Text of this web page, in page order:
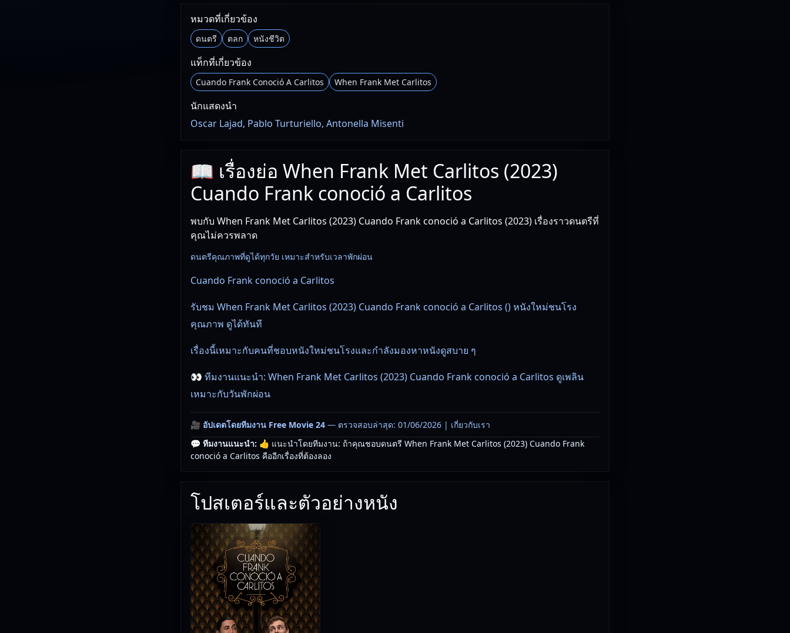
หมวดที่เกี่ยวข้อง
ดนตรี ตลก หนังชีวิต
แท็กที่เกี่ยวข้อง
Cuando Frank Conoció A Carlitos When Frank Met Carlitos
นักแสดงนำ
Oscar Lajad, Pablo Turturiello, Antonella Misenti
📖 เรื่องย่อ When Frank Met Carlitos (2023)
Cuando Frank conoció a Carlitos
พบกับ When Frank Met Carlitos (2023) Cuando Frank conoció a Carlitos (2023) เรื่องราวดนตรีที่
คุณไม่ควรพลาด
ดนตรีคุณภาพที่ดูได้ทุกวัย เหมาะสำหรับเวลาพักผ่อน
Cuando Frank conoció a Carlitos
รับชม When Frank Met Carlitos (2023) Cuando Frank conoció a Carlitos () หนังใหม่ชนโรง
คุณภาพ ดูได้ทันที
เรื่องนี้เหมาะกับคนที่ชอบหนังใหม่ชนโรงและกำลังมองหาหนังดูสบาย ๆ
👀 ทีมงานแนะนำ: When Frank Met Carlitos (2023) Cuando Frank conoció a Carlitos ดูเพลิน
เหมาะกับวันพักผ่อน
🎥 อัปเดตโดยทีมงาน Free Movie 24— ตรวจสอบล่าสุด: 01/06/2026 | เกี่ยวกับเรา
💬 ทีมงานแนะนำ: 👍 แนะนำโดยทีมงาน: ถ้าคุณชอบดนตรี When Frank Met Carlitos (2023) Cuando Frank
conoció a Carlitos คืออีกเรื่องที่ต้องลอง
โปสเตอร์และตัวอย่างหนัง